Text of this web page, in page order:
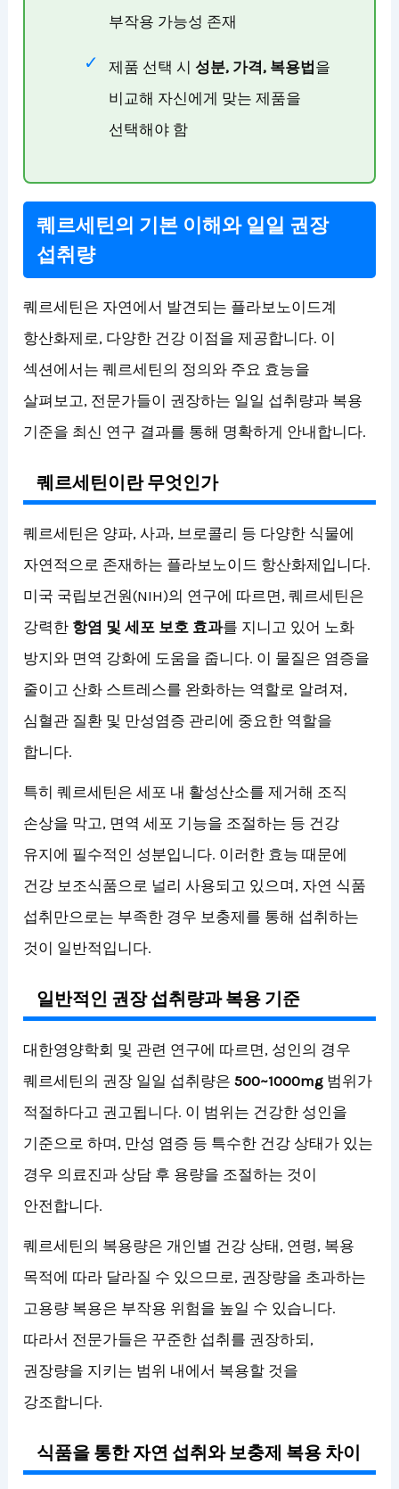
부작용 가능성 존재
제품 선택 시성분, 가격, 복용법 을
비교해 자신에게 맞는 제품을
선택해야 함
퀘르세틴의 기본 이해와 일일 권장
섭취량
퀘르세틴은 자연에서 발견되는 플라보노이드계
항산화제로, 다양한 건강 이점을 제공합니다. 이
섹션에서는 퀘르세틴의 정의와 주요 효능을
살펴보고, 전문가들이 권장하는 일일 섭취량과 복용
기준을 최신 연구 결과를 통해 명확하게 안내합니다.
퀘르세틴이란 무엇인가
퀘르세틴은 양파, 사과, 브로콜리 등 다양한 식물에
자연적으로 존재하는 플라보노이드 항산화제입니다.
미국 국립보건원(NIH)의 연구에 따르면, 퀘르세틴은
강력한 항염 및 세포 보호 효과를 지니고 있어 노화
방지와 면역 강화에 도움을 줍니다. 이 물질은 염증을
줄이고 산화 스트레스를 완화하는 역할로 알려져,
심혈관 질환 및 만성염증 관리에 중요한 역할을
합니다.
특히 퀘르세틴은 세포 내 활성산소를 제거해 조직
손상을 막고, 면역 세포 기능을 조절하는 등 건강
유지에 필수적인 성분입니다. 이러한 효능 때문에
건강 보조식품으로 널리 사용되고 있으며, 자연 식품
섭취만으로는 부족한 경우 보충제를 통해 섭취하는
것이 일반적입니다.
일반적인 권장 섭취량과 복용 기준
대한영양학회 및 관련 연구에 따르면, 성인의 경우
퀘르세틴의 권장 일일 섭취량은500~1000mg 범위가
적절하다고 권고됩니다. 이 범위는 건강한 성인을
기준으로 하며, 만성 염증 등 특수한 건강 상태가 있는
경우 의료진과 상담 후 용량을 조절하는 것이
안전합니다.
퀘르세틴의 복용량은 개인별 건강 상태, 연령, 복용
목적에 따라 달라질 수 있으므로, 권장량을 초과하는
고용량 복용은 부작용 위험을 높일 수 있습니다.
따라서 전문가들은 꾸준한 섭취를 권장하되,
권장량을 지키는 범위 내에서 복용할 것을
강조합니다.
식품을 통한 자연 섭취와 보충제 복용 차이